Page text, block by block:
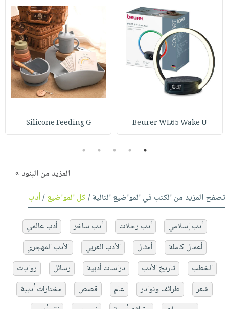
Beurer WL65 Wake U
Silicone Feeding G
1
2
3
4
5
المزيد من البنود »
تصفح المزيد من الكتب في المواضيع التالية /كل المواضيع/أدب
أدب إسلامي أدب رحلات أدب ساخر
أدب عالمي
أعمال كاملة
أمثال الأدب العربي
الأدب المهجري
الخطب
تاريخ الأدب دراسات أدبية رسائل
روايات
شعر
طرائف ونوادر عام قصص
مختارات أدبية